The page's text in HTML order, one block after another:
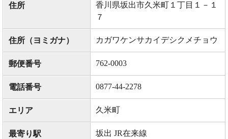
住所
香川県坂出市久米町１丁目１－１
７
住所（ヨミガナ） カガワケンサカイデシクメチョウ
郵便番号 762-0003
電話番号 0877-44-2278
エリア 久米町
最寄り駅
坂出 JR在来線